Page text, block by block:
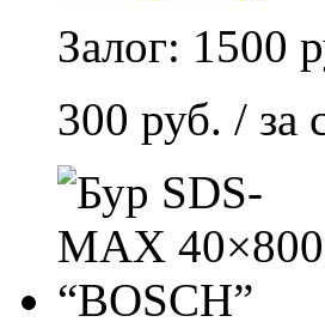
Залог: 1500
300 руб. / за